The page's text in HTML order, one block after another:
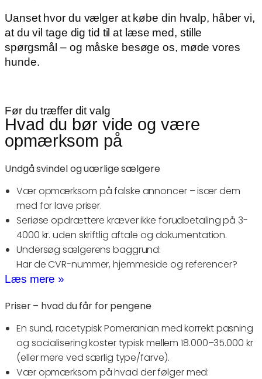
Uanset hvor du vælger at købe din hvalp, håber vi,
at du vil tage dig tid til at læse med, stille
spørgsmål – og måske besøge os, møde vores
hunde.
Før du træffer dit valg
Hvad du bør vide og være
opmærksom på
Undgå svindel og uærlige sælgere
Vær opmærksom på falske annoncer – især dem
med for lave priser.
Seriøse opdrættere kræver ikke forudbetaling på 3-
4000 kr. uden skriftlig aftale og dokumentation.
Undersøg sælgerens baggrund:
Har de CVR-nummer, hjemmeside og referencer?
Læs mere »
Priser – hvad du får for pengene
En sund, racetypisk Pomeranian med korrekt pasning
og socialisering koster typisk mellem 18.000–35.000 kr
(eller mere ved særlig type/farve).
Vær opmærksom på hvad der følger med: